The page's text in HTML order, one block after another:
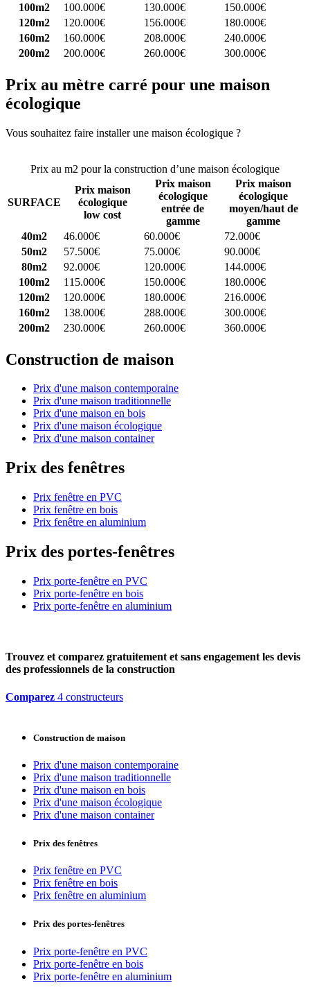
100m2
100.000€ 130.000€
150.000€
120m2
120.000€ 156.000€
180.000€
160m2
160.000€ 208.000€
240.000€
200m2
200.000€ 260.000€ 300.000€
Prix au mètre carré pour une maison
écologique
Vous souhaitez faire installer une maison écologique ?
Prix au m2 pour la construction d’une maison écologique
SURFACE
Prix maison
écologique
low cost
Prix maison
écologique
entrée de
gamme
Prix maison
écologique
moyen/haut de
gamme
40m2
46.000€ 60.000€
72.000€
50m2
57.500€ 75.000€
90.000€
80m2
92.000€ 120.000€
144.000€
100m2
115.000€ 150.000€
180.000€
120m2
120.000€ 180.000€
216.000€
160m2
138.000€ 288.000€
300.000€
200m2
230.000€ 260.000€ 360.000€
Construction de maison
Prix d'une maison contemporaine
Prix d'une maison traditionnelle
Prix d'une maison en bois
Prix d'une maison écologique
Prix d'une maison container
Prix des fenêtres
Prix fenêtre en PVC
Prix fenêtre en bois
Prix fenêtre en aluminium
Prix des portes-fenêtres
Prix porte-fenêtre en PVC
Prix porte-fenêtre en bois
Prix porte-fenêtre en aluminium
Trouvez et comparez gratuitement et sans engagement les devis
des professionnels de la construction
Comparez 4 constructeurs
Construction de maison
Prix d'une maison contemporaine
Prix d'une maison traditionnelle
Prix d'une maison en bois
Prix d'une maison écologique
Prix d'une maison container
Prix des fenêtres
Prix fenêtre en PVC
Prix fenêtre en bois
Prix fenêtre en aluminium
Prix des portes-fenêtres
Prix porte-fenêtre en PVC
Prix porte-fenêtre en bois
Prix porte-fenêtre en aluminium